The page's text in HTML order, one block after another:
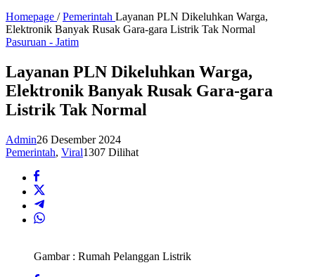
Homepage / Pemerintah Layanan PLN Dikeluhkan Warga,
Elektronik Banyak Rusak Gara-gara Listrik Tak Normal
Pasuruan - Jatim
Layanan PLN Dikeluhkan Warga,
Elektronik Banyak Rusak Gara-gara
Listrik Tak Normal
Admin26 Desember 2024
Pemerintah, Viral1307 Dilihat
Gambar : Rumah Pelanggan Listrik